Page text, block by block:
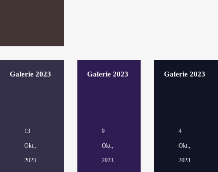
Galerie 2023
13
Okt.,
2023
Galerie 2023
9
Okt.,
2023
Galerie 2023
4
Okt.,
2023